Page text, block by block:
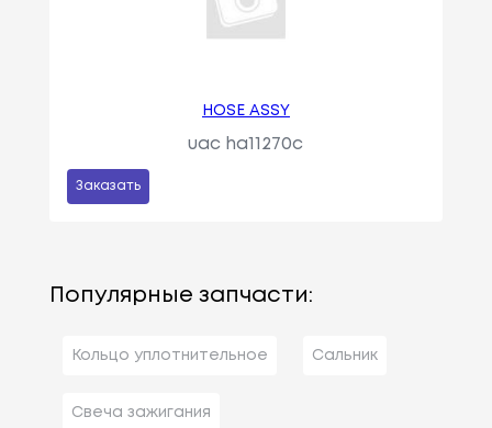
HOSE ASSY
uac ha11270c
Заказать
Популярные запчасти:
Кольцо уплотнительное Сальник
Свеча зажигания